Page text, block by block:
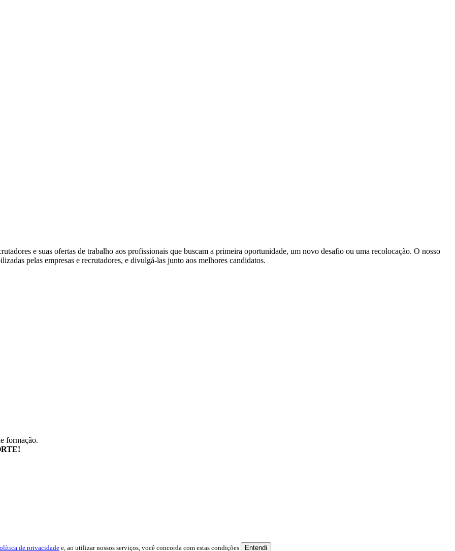
e suas ofertas de trabalho aos profissionais que buscam a primeira oportunidade, um novo desafio ou uma recolocação. O nosso
pelas empresas e recrutadores, e divulgá-las junto aos melhores candidatos.
formação.
de privacidadee, ao utilizar nossos serviços, você concorda com estas condições Entendi